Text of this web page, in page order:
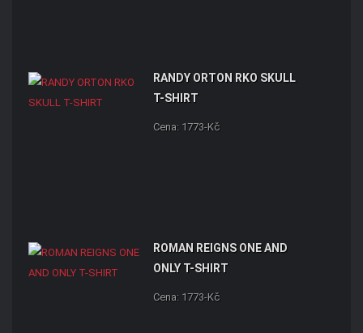
RANDY ORTON RKO SKULL
T-SHIRT
Cena: 1773-Kč
ROMAN REIGNS ONE AND
ONLY T-SHIRT
Cena: 1773-Kč